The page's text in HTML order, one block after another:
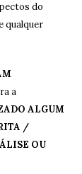
do
qualquer
a
ALGUM
/
OU